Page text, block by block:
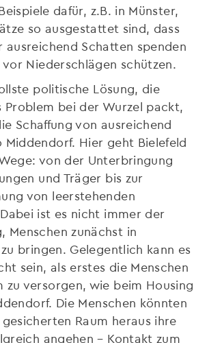
dafür, z.B. in Münster,
so ausgestattet sind, dass
ausreichend Schatten spenden
Niederschlägen schützen.
politische Lösung, die
Problem bei der Wurzel packt,
Schaffung von ausreichend
Middendorf. Hier geht Bielefeld
von der Unterbringung
und Träger bis zur
von leerstehenden
ist es nicht immer der
Menschen zunächst in
bringen. Gelegentlich kann es
sein, als erstes die Menschen
zu versorgen, wie beim Housing
Die Menschen könnten
Raum heraus ihre
angehen – Kontakt zum